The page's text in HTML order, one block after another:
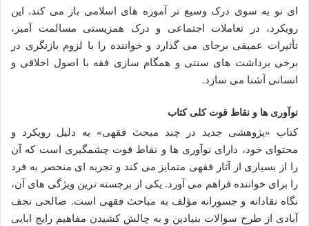
ای نو به سوی درک وسیع تر آموزه های اسلامی باز می کند. این
رویکرد، در تعاملات اجتماعی و درک همزیستی مسالمت آمیز،
تأثیرات عمیقی برجای می گذارد و خواننده را با لزوم بازنگری در
برخی برداشت های سنتی و همگام سازی فقه با اصول اخلاقی و
انسانی آشنا می سازد.
نوآوری ها و نقاط قوت کلی کتاب
کتاب «پژوهشی جدید در چند مبحث فقهی» به دلیل رویکرد و
محتوای خود، دارای نوآوری ها و نقاط قوت چشمگیری است که آن
را از بسیاری از آثار فقهی متمایز می کند و تجربه ای منحصر به فرد
را برای خواننده فراهم می آورد. یکی از برجسته ترین ویژگی های آن،
نگاه نقادانه و جسورانه مؤلف به مباحث فقهی است. صالحی نجف
آبادی از طرح سوالات بنیادین و به چالش کشیدن مفاهیم رایج ابایی